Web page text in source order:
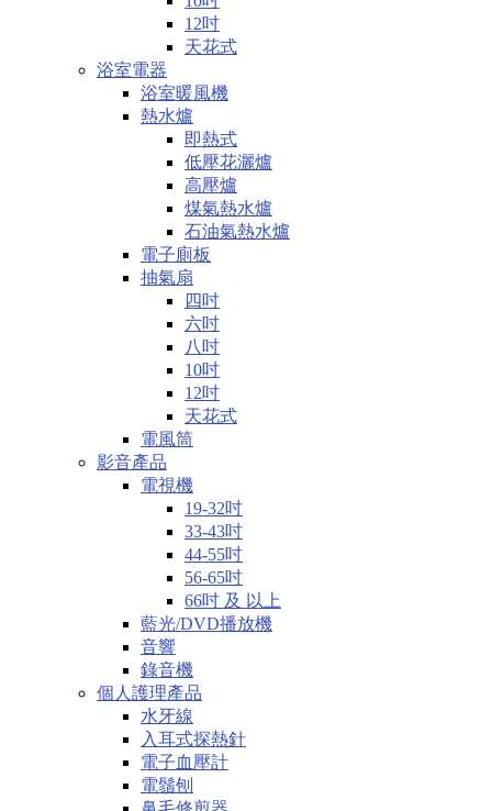
12吋
天花式
浴室電器
浴室暖風機
熱水爐
即熱式
低壓花灑爐
高壓爐
煤氣熱水爐
石油氣熱水爐
電子廁板
抽氣扇
四吋
六吋
八吋
10吋
12吋
天花式
電風筒
影音產品
電視機
19-32吋
33-43吋
44-55吋
56-65吋
66吋 及 以上
藍光/DVD播放機
音響
錄音機
個人護理產品
水牙線
入耳式探熱針
電子血壓計
電鬚刨